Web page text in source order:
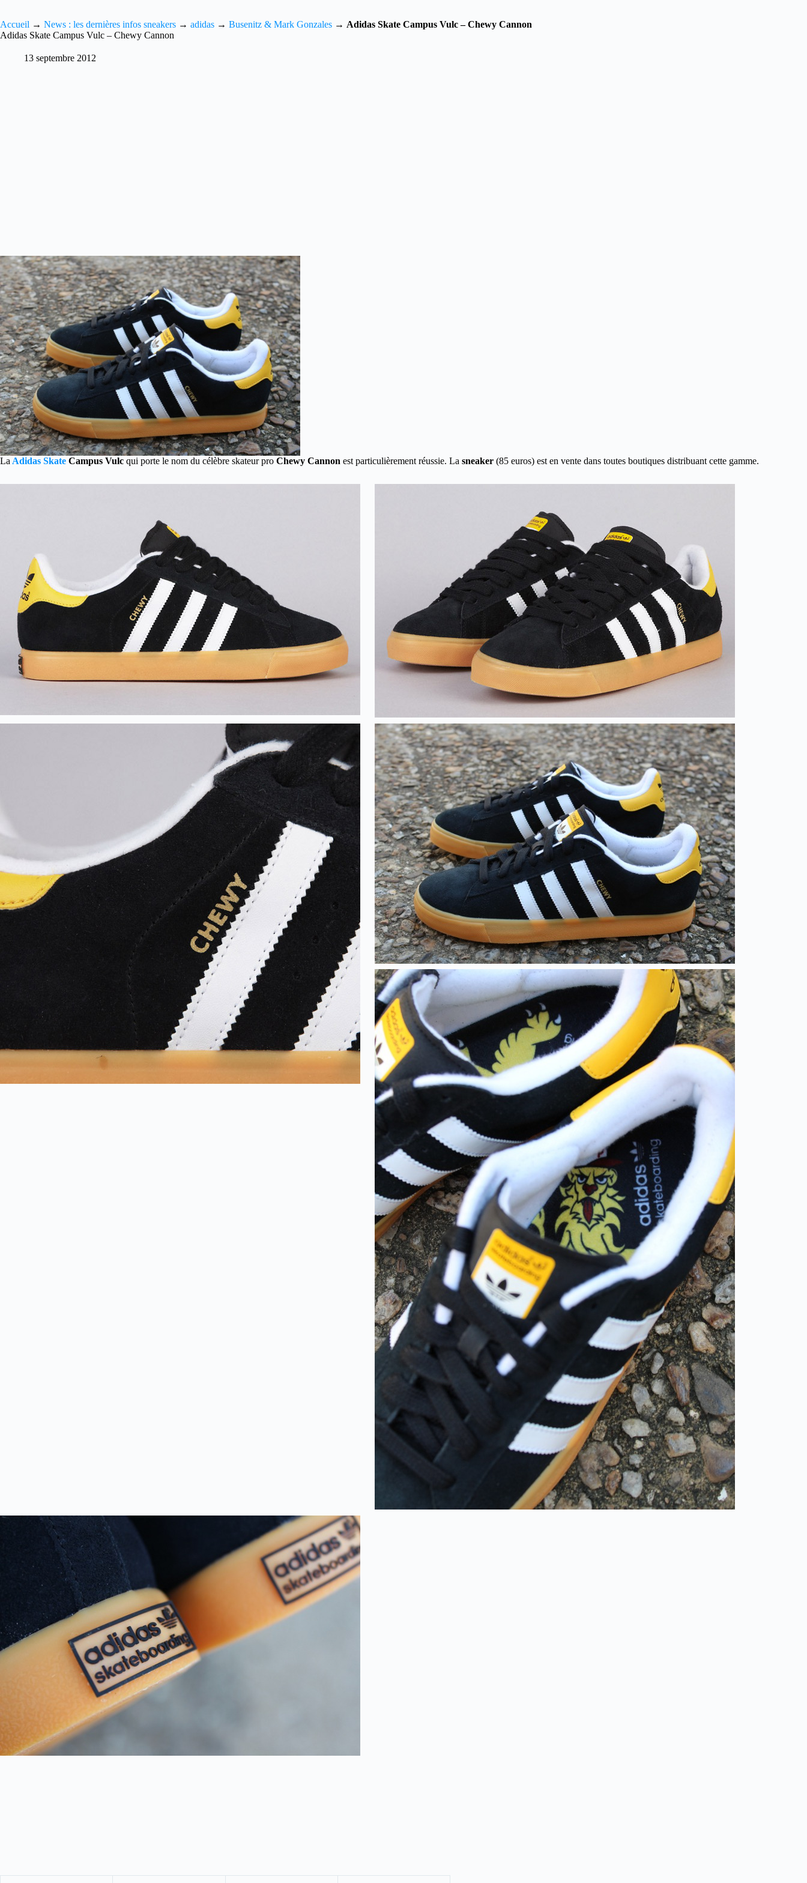
Accueil → News : les dernières infos sneakers → adidas → Busenitz & Mark Gonzales → Adidas Skate Campus Vulc – Chewy Cannon
Adidas Skate Campus Vulc – Chewy Cannon
13 septembre 2012
La Adidas Skate Campus Vulc qui porte le nom du célèbre skateur pro Chewy Cannon est particulièrement réussie. La sneaker (85 euros) est en vente dans toutes boutiques distribuant cette gamme.